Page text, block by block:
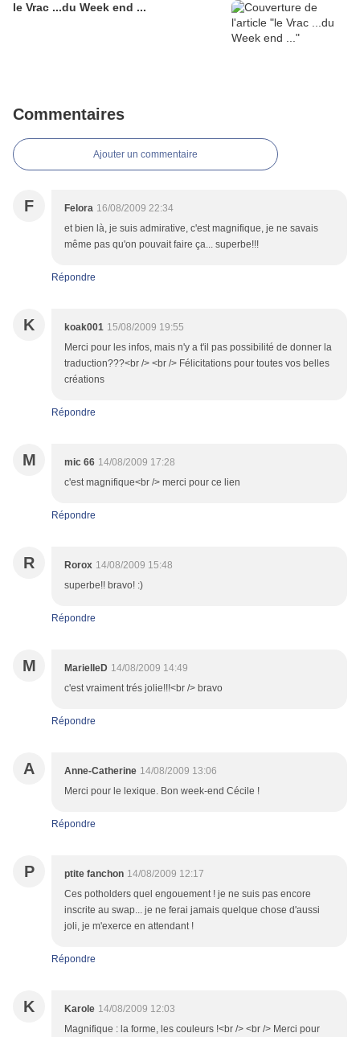
le Vrac ...du Week end ...
Commentaires
Ajouter un commentaire
F Felora 16/08/2009 22:34
et bien là, je suis admirative, c'est magnifique, je ne savais
même pas qu'on pouvait faire ça... superbe!!!
Répondre
K koak001 15/08/2009 19:55
Merci pour les infos, mais n'y a t'il pas possibilité de donner la
traduction???<br /> <br /> Félicitations pour toutes vos belles
créations
Répondre
M mic 66 14/08/2009 17:28
c'est magnifique<br /> merci pour ce lien
Répondre
R Rorox 14/08/2009 15:48
superbe!! bravo! :)
Répondre
M MarielleD 14/08/2009 14:49
c'est vraiment trés jolie!!!<br /> bravo
Répondre
A Anne-Catherine 14/08/2009 13:06
Merci pour le lexique. Bon week-end Cécile !
Répondre
P ptite fanchon 14/08/2009 12:17
Ces potholders quel engouement ! je ne suis pas encore
inscrite au swap... je ne ferai jamais quelque chose d'aussi
joli, je m'exerce en attendant !
Répondre
K Karole 14/08/2009 12:03
Magnifique : la forme, les couleurs !<br /> <br /> Merci pour